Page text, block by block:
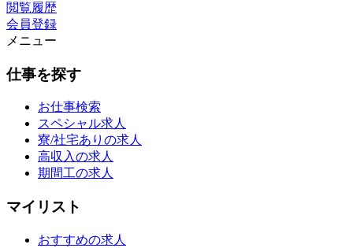
閲覧履歴
会員登録
メニュー
仕事を探す
お仕事検索
スペシャル求人
寮/社宅ありの求人
高収入の求人
期間工の求人
マイリスト
おすすめの求人